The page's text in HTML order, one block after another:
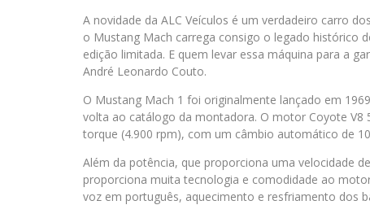
A novidade da ALC Veículos é um verdadeiro carro
o Mustang Mach carrega consigo o legado histórico
edição limitada. E quem levar essa máquina para a
André Leonardo Couto.
O Mustang Mach 1 foi originalmente lançado em
volta ao catálogo da montadora. O motor Coyote V8
torque (4.900 rpm), com um câmbio automático de
Além da potência, que proporciona uma velocidade
proporciona muita tecnologia e comodidade ao
voz em português, aquecimento e resfriamento dos